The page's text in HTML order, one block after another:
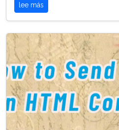
lee más